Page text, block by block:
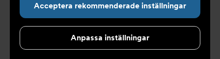
Acceptera rekommenderade inställningar
Anpassa inställningar
Reservdelar och
tillbehör återströmning